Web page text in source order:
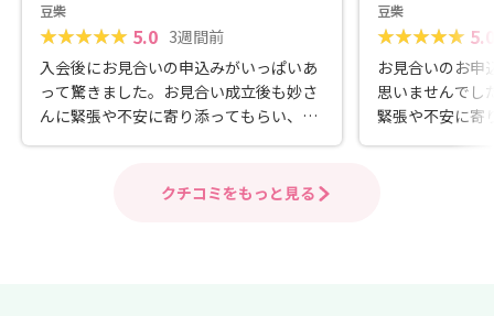
豆柴
5.0 3週間前
入会後にお見合いの申込みがいっぱいあ
って驚きました。お見合い成立後も妙さ
んに緊張や不安に寄り添ってもらい、と
ても心強いです。良いご縁に恵まれそう
豆柴
5.0
お見合いのお申
思いませんでし
緊張や不安に寄
とても心強いで
クチコミをもっと見る